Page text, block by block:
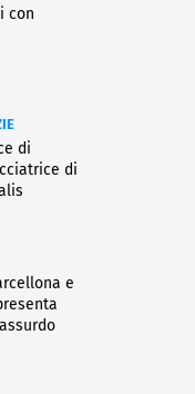
con
di
di
e